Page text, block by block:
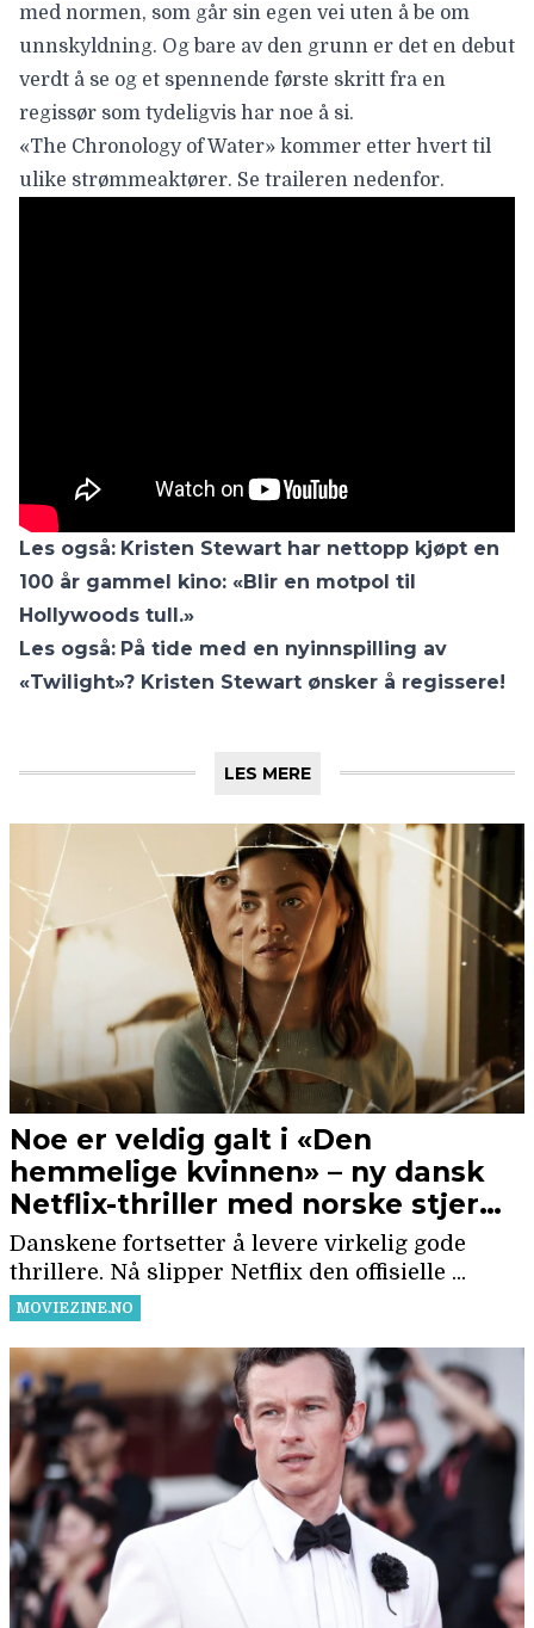
med normen, som går sin egen vei uten å be om
unnskyldning. Og bare av den grunn er det en debut
verdt å se og et spennende første skritt fra en
regissør som tydeligvis har noe å si.
«The Chronology of Water» kommer etter hvert til
ulike strømmeaktører. Se traileren nedenfor.
Les også: Kristen Stewart har nettopp kjøpt en
100 år gammel kino: «Blir en motpol til
Hollywoods tull.»
Les også: På tide med en nyinnspilling av
«Twilight»? Kristen Stewart ønsker å regissere!
LES MERE